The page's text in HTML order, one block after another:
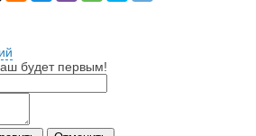
будет первым!